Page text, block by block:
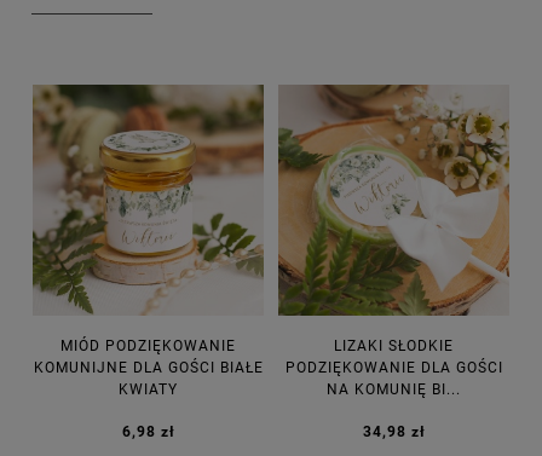
MIÓD PODZIĘKOWANIE
KOMUNIJNE DLA GOŚCI BIAŁE
KWIATY
6,98 zł
LIZAKI SŁODKIE
PODZIĘKOWANIE DLA GOŚCI
NA KOMUNIĘ BI...
34,98 zł